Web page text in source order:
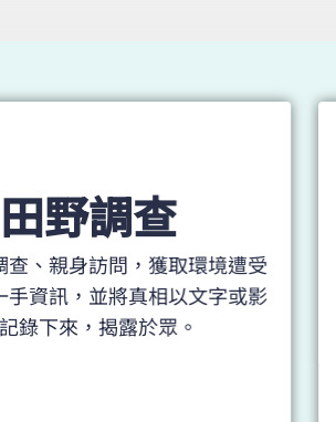
田野調查
查、親身訪問，獲取環境遭受
手資訊，並將真相以文字或影
錄下來，揭露於眾。